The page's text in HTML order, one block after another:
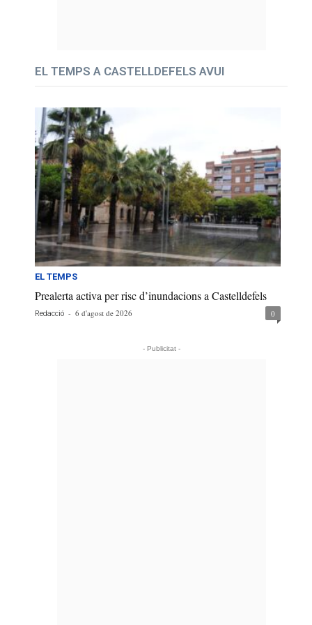
EL TEMPS A CASTELLDEFELS AVUI
EL TEMPS
Prealerta activa per risc d’inundacions a Castelldefels
Redacció - 6 d'agost de 2026 0
- Publicitat -